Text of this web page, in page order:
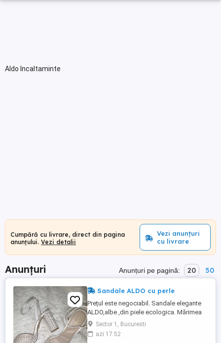
Aldo Incaltaminte
Cumpără cu livrare, direct din pagina
anunțului. Vezi detalii
Vezi anunțuri
cu livrare
Anunțuri Anunțuri pe pagină: 20 50
Sandale ALDO cu perle
Prețul este negociabil. Sandale elegante
ALDO,albe ,din piele ecologica. Mărimea
39.Purtate o singura data.
Sector 1, Bucuresti
azi 17:52